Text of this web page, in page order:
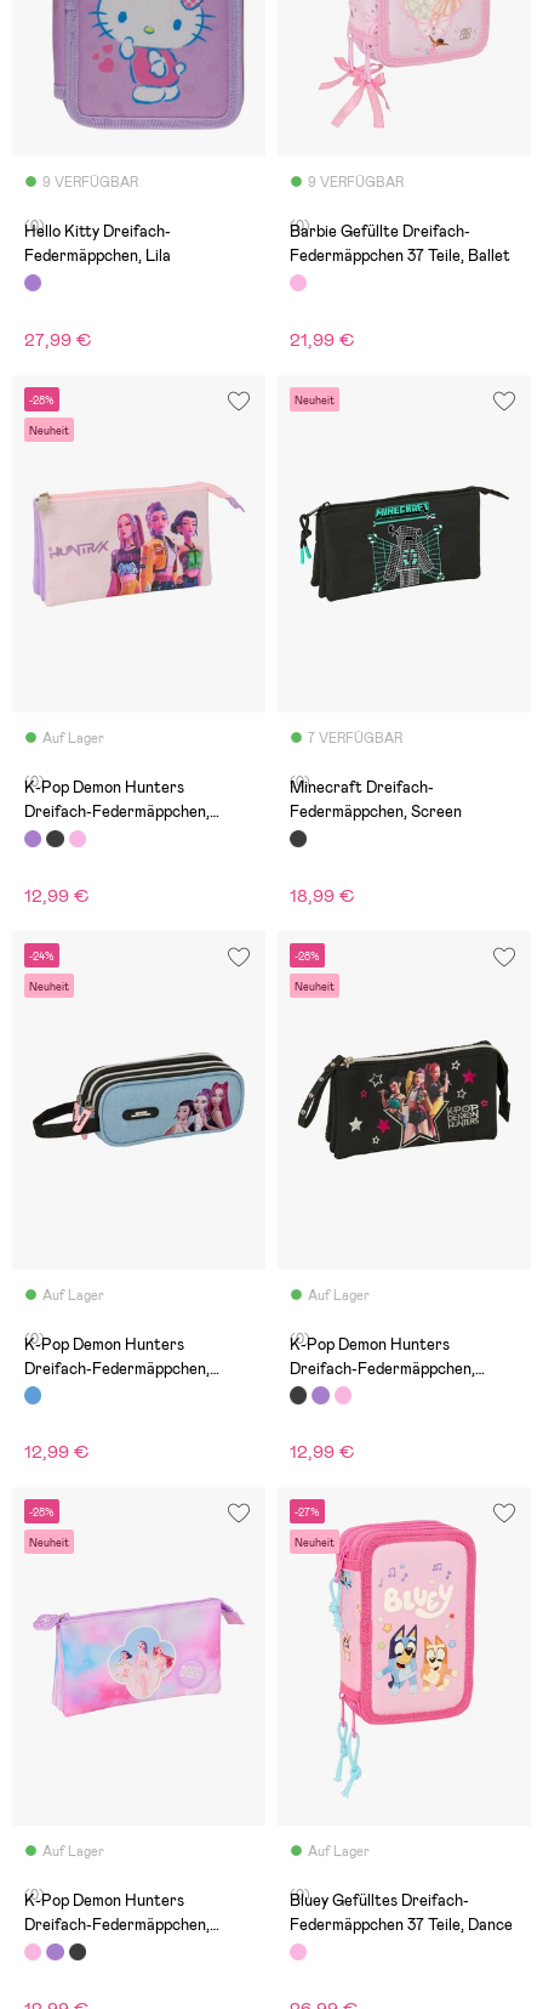
9 VERFÜGBAR
(0)
Hello Kitty Dreifach-
Federmäppchen, Lila
27,99 €
9 VERFÜGBAR
(0)
Barbie Gefüllte Dreifach-
Federmäppchen 37 Teile, Ballet
21,99 €
-28%
Neuheit
Auf Lager
(0)
K-Pop Demon Hunters
Dreifach-Federmäppchen,
Iconic
12,99 €
Neuheit
7 VERFÜGBAR
(0)
Minecraft Dreifach-
Federmäppchen, Screen
18,99 €
-24%
Neuheit
Auf Lager
(0)
K-Pop Demon Hunters
Dreifach-Federmäppchen,
Huntr/X
12,99 €
-28%
Neuheit
Auf Lager
(0)
K-Pop Demon Hunters
Dreifach-Federmäppchen,
Energy
12,99 €
-28%
Neuheit
Auf Lager
(0)
K-Pop Demon Hunters
Dreifach-Federmäppchen,
Artist
-27%
Neuheit
Auf Lager
(0)
Bluey Gefülltes Dreifach-
Federmäppchen 37 Teile, Dance